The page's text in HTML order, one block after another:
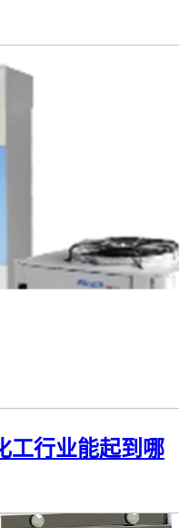
工行业能起到哪